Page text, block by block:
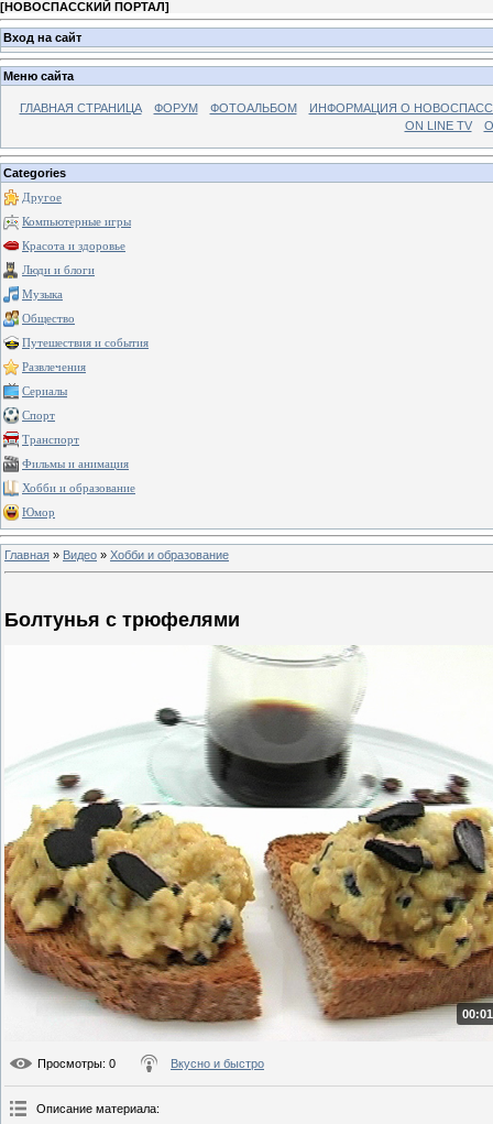
[НОВОСПАССКИЙ ПОРТАЛ]
Вход на сайт
Меню сайта
ГЛАВНАЯ СТРАНИЦА ФОРУМ ФОТОАЛЬБОМ
ИНФОРМАЦИЯ О
ON LINE TV
Categories
Другое
Компьютерные игры
Красота и здоровье
Люди и блоги
Музыка
Общество
Путешествия и события
Развлечения
Сериалы
Спорт
Транспорт
Фильмы и анимация
Хобби и образование
Юмор
Главная » Видео » Хобби и образование
Болтунья с трюфелями
Просмотры: 0 Вкусно и быстро
Описание материала: